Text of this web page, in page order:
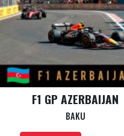
F1 GP AZERBAIJAN
BAKU